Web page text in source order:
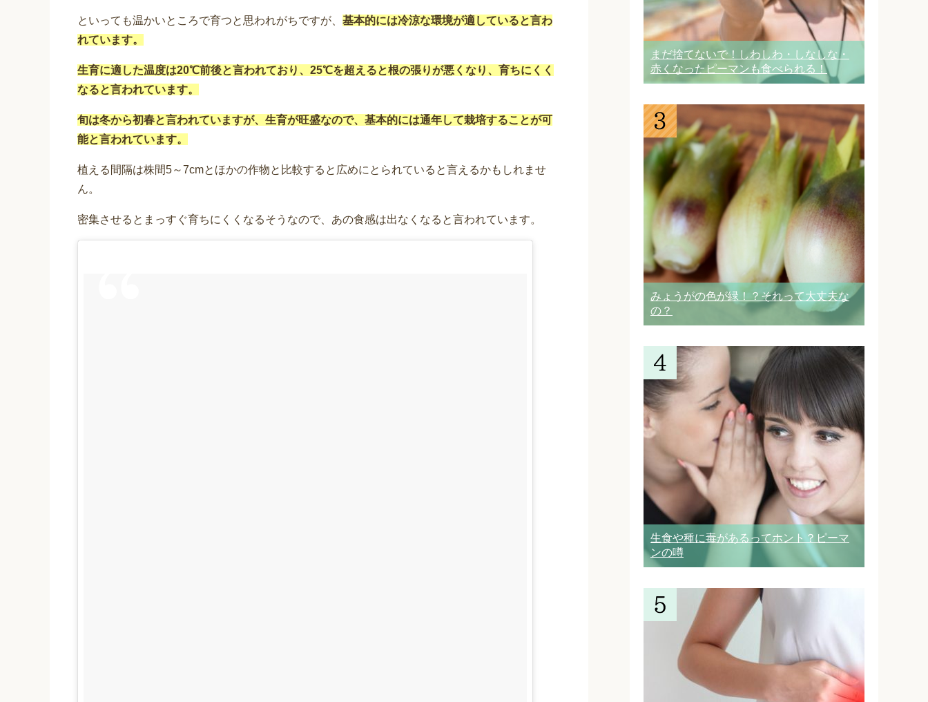
といっても温かいところで育つと思われがちですが、 基本的には冷涼な環境が適していると言わ
れています。
生育に適した温度は20℃前後と言われており、25℃を超えると根の張りが悪くなり、育ちにくく
なると言われています。
旬は冬から初春と言われていますが、生育が旺盛なので、基本的には通年して栽培することが可
能と言われています。
植える間隔は株間5～7cmとほかの作物と比較すると広めにとられていると言えるかもしれませ
ん。
密集させるとまっすぐ育ちにくくなるそうなので、あの食感は出なくなると言われています。
まだ捨てないで！しわしわ・しなしな・
赤くなったピーマンも食べられる！
みょうがの色が緑！？それって大丈夫な
の？
生食や種に毒があるってホント？ピーマ
ンの噂